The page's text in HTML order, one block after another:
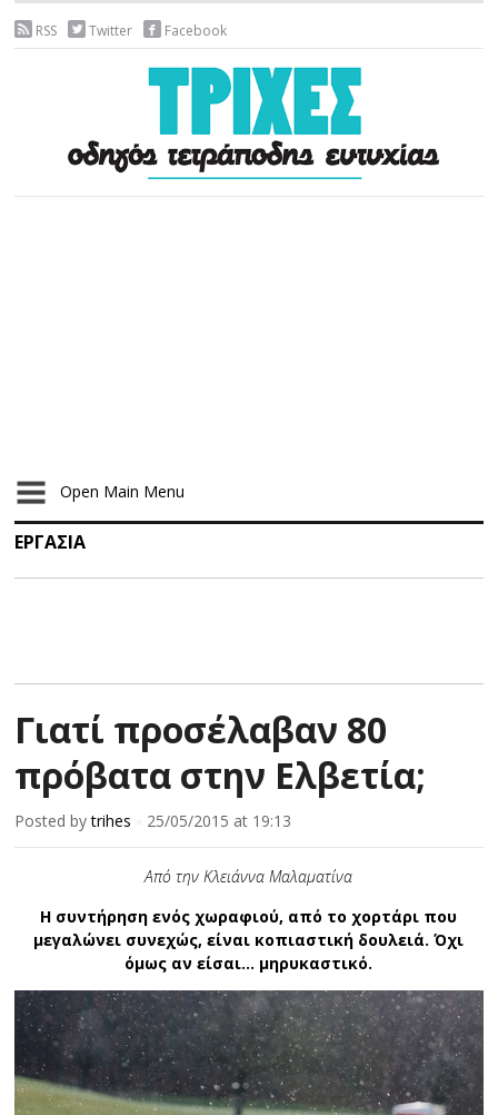
RSS Twitter Facebook
Open Main Menu
ΕΡΓΑΣΙΑ
Γιατί προσέλαβαν 80
πρόβατα στην Ελβετία;
Posted bytrihes 25/05/2015 at 19:13
Από την Κλειάννα Μαλαματίνα
Η συντήρηση ενός χωραφιού, από το χορτάρι που
μεγαλώνει συνεχώς, είναι κοπιαστική δουλειά. Όχι
όμως αν είσαι… μηρυκαστικό.